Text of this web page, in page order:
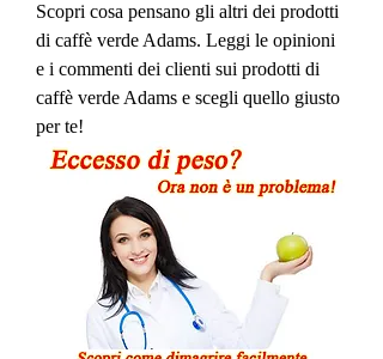
Scopri cosa pensano gli altri dei prodotti
di caffè verde Adams. Leggi le opinioni
e i commenti dei clienti sui prodotti di
caffè verde Adams e scegli quello giusto
per te!